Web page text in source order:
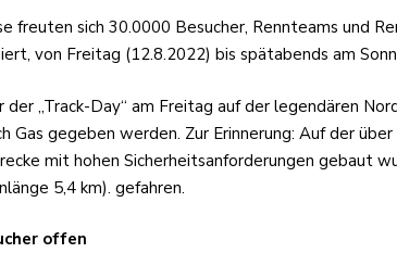
freuten sich 30.0000 Besucher, Rennteams und
von Freitag (12.8.2022) bis spätabends am
„Track-Day“ am Freitag auf der legendären
Gas gegeben werden. Zur Erinnerung: Auf der
mit hohen Sicherheitsanforderungen gebaut
5,4 km). gefahren.
offen